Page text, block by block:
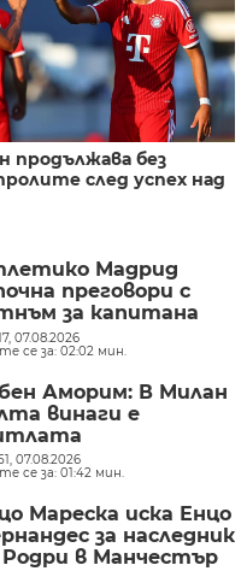
продължава без
след успех над
Мадрид
преговори с
за капитана
Ромеро
07.08.2026
се за: 02:02 мин.
Аморим: В Милан
винаги е
07.08.2026
се за: 01:42 мин.
Мареска иска Енцо
за наследник
Родри в Манчестър